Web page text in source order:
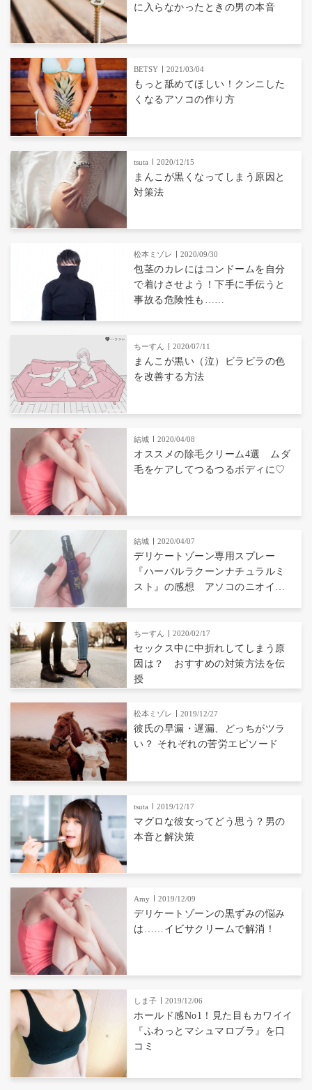
に入らなかったときの男の本音
BETSY 2021/03/04
もっと舐めてほしい！クンニした
くなるアソコの作り方
tsuta 2020/12/15
まんこが黒くなってしまう原因と
対策法
松本ミゾレ 2020/09/30
包茎のカレにはコンドームを自分
で着けさせよう！下手に手伝うと
事故る危険性も……
ちーすん 2020/07/11
まんこが黒い（泣）ビラビラの色
を改善する方法
結城 2020/04/08
オススメの除毛クリーム4選 ムダ
毛をケアしてつるつるボディに♡
結城 2020/04/07
デリケートゾーン専用スプレー
『ハーバルラクーンナチュラルミ
スト』の感想 アソコのニオイケ
ちーすん 2020/02/17
セックス中に中折れしてしまう原
因は？ おすすめの対策方法を伝
授
松本ミゾレ 2019/12/27
彼氏の早漏・遅漏、どっちがツラ
い？ それぞれの苦労エピソード
tsuta 2019/12/17
マグロな彼女ってどう思う？男の
本音と解決策
Amy 2019/12/09
デリケートゾーンの黒ずみの悩み
は……イビサクリームで解消！
しま子 2019/12/06
ホールド感No1！見た目もカワイイ
『ふわっとマシュマロブラ』を口
コミ